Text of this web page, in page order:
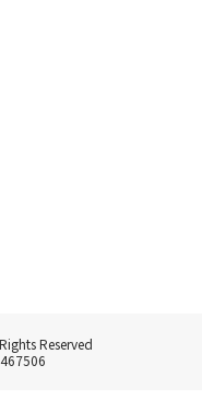
Reserved